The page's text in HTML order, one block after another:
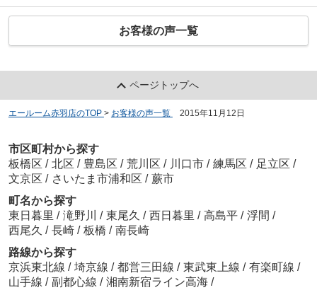
お客様の声一覧
ページトップへ
エールーム赤羽店のTOP > お客様の声一覧 2015年11月12日
市区町村から探す
板橋区 / 北区 / 豊島区 / 荒川区 / 川口市 / 練馬区 / 足立区 /
文京区 / さいたま市浦和区 / 蕨市
町名から探す
東日暮里 / 滝野川 / 東尾久 / 西日暮里 / 高島平 / 浮間 /
西尾久 / 長崎 / 板橋 / 南長崎
路線から探す
京浜東北線 / 埼京線 / 都営三田線 / 東武東上線 / 有楽町線 /
山手線 / 副都心線 / 湘南新宿ライン高海 /